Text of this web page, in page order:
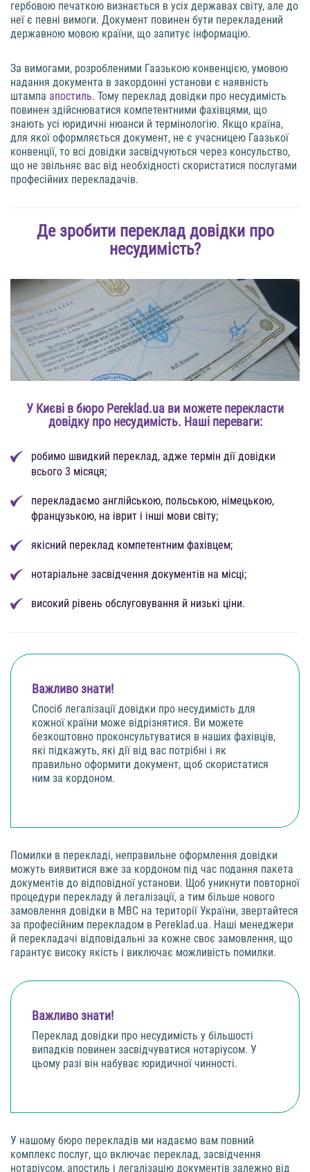
гербовою печаткою визнається в усіх державах світу, але до
неї є певні вимоги. Документ повинен бути перекладений
державною мовою країни, що запитує інформацію.
За вимогами, розробленими Гаазькою конвенцією, умовою
надання документа в закордонні установи є наявність
штампа апостиль. Тому переклад довідки про несудимість
повинен здійснюватися компетентними фахівцями, що
знають усі юридичні нюанси й термінологію. Якщо країна,
для якої оформляється документ, не є учасницею Гаазької
конвенції, то всі довідки засвідчуються через консульство,
що не звільняє вас від необхідності скористатися послугами
професійних перекладачів.
Де зробити переклад довідки про
несудимість?
У Києві в бюро Pereklad.ua ви можете перекласти
довідку про несудимість. Наші переваги:
робимо швидкий переклад, адже термін дії довідки
всього 3 місяця;
перекладаємо англійською, польською, німецькою,
французькою, на іврит і інші мови світу;
якісний переклад компетентним фахівцем;
нотаріальне засвідчення документів на місці;
високий рівень обслуговування й низькі ціни.
Важливо знати!
Спосіб легалізації довідки про несудимість для
кожної країни може відрізнятися. Ви можете
безкоштовно проконсультуватися в наших фахівців,
які підкажуть, які дії від вас потрібні і як
правильно оформити документ, щоб скористатися
ним за кордоном.
Помилки в перекладі, неправильне оформлення довідки
можуть виявитися вже за кордоном під час подання пакета
документів до відповідної установи. Щоб уникнути повторної
процедури перекладу й легалізації, а тим більше нового
замовлення довідки в МВС на території України, звертайтеся
за професійним перекладом в Pereklad.ua. Наші менеджери
й перекладачі відповідальні за кожне своє замовлення, що
гарантує високу якість і виключає можливість помилки.
Важливо знати!
Переклад довідки про несудимість у більшості
випадків повинен засвідчуватися нотаріусом. У
цьому разі він набуває юридичної чинності.
У нашому бюро перекладів ми надаємо вам повний
комплекс послуг, що включає переклад, засвідчення
нотаріусом, апостиль і легалізацію документів залежно від